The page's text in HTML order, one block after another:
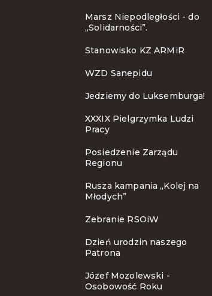
Marsz Niepodległości - do
„Solidarności”.
Stanowisko KZ ARMiR
WZD Sanepidu
Jedziemy do Luksemburga!
XXXIX Pielgrzymka Ludzi
Pracy
Posiedzenie Zarządu
Regionu
Rusza kampania „Kolej na
Młodych”
Zebranie RSOiW
Dzień urodzin naszego
Patrona
Józef Mozolewski -
Osobowość Roku